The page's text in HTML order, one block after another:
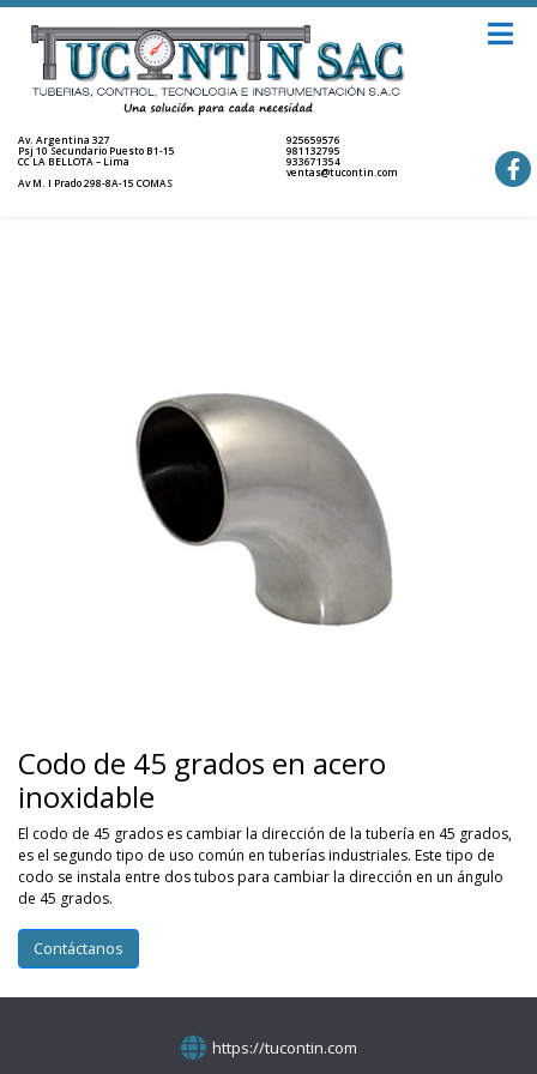
Av. Argentina 327
Psj 10 Secundario Puesto B1-15
CC LA BELLOTA – Lima
Av M. I Prado 298-8A-15 COMAS
925659576
981132795
933671354
ventas@tucontin.com
Codo de 45 grados en acero
inoxidable
El codo de 45 grados es cambiar la dirección de la tubería en 45 grados,
es el segundo tipo de uso común en tuberías industriales. Este tipo de
codo se instala entre dos tubos para cambiar la dirección en un ángulo
de 45 grados.
Contáctanos
https://tucontin.com